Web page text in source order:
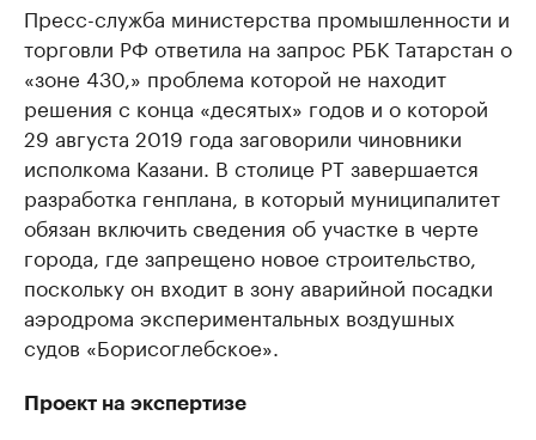
Пресс-служба министерства промышленности и
торговли РФ ответила на запрос РБК Татарстан о
«зоне 430,» проблема которой не находит
решения с конца «десятых» годов и о которой
29 августа 2019 года заговорили чиновники
исполкома Казани. В столице РТ завершается
разработка генплана, в который муниципалитет
обязан включить сведения об участке в черте
города, где запрещено новое строительство,
поскольку он входит в зону аварийной посадки
аэродрома экспериментальных воздушных
судов «Борисоглебское».
Проект на экспертизе